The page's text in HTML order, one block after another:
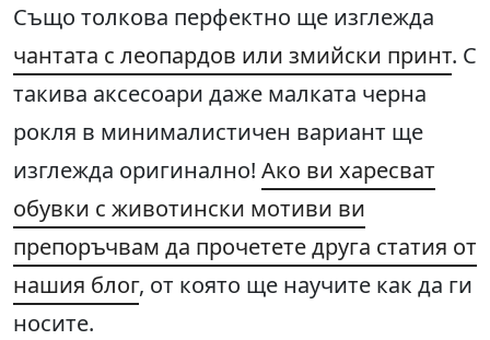
Също толкова перфектно ще изглежда
чантата с леопардов или змийски принт. С
такива аксесоари даже малката черна
рокля в минималистичен вариант ще
изглежда оригинално! Ако ви харесват
обувки с животински мотиви ви
препоръчвам да прочетете друга статия от
нашия блог, от която ще научите как да ги
носите.